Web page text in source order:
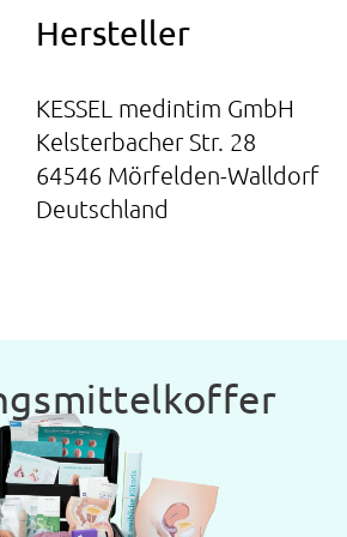
Hersteller
KESSEL medintim GmbH
Kelsterbacher Str. 28
64546 Mörfelden-Walldorf
Deutschland